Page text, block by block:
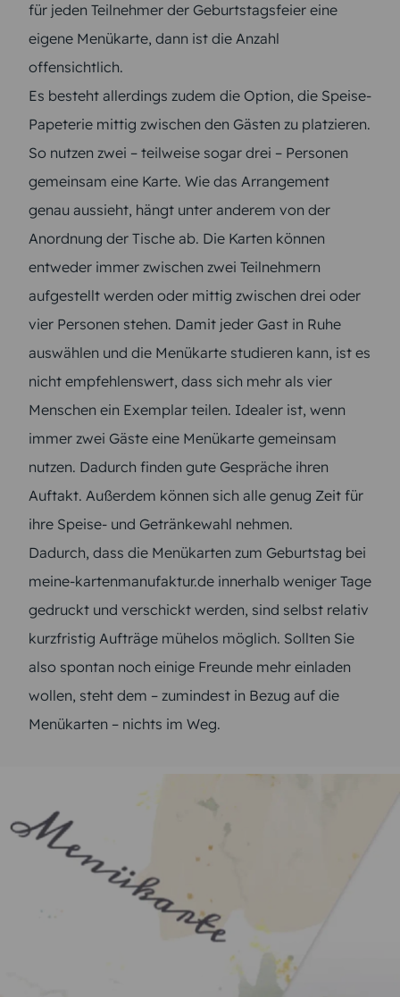
für jeden Teilnehmer der Geburtstagsfeier eine
eigene Menükarte, dann ist die Anzahl
offensichtlich.
Es besteht allerdings zudem die Option, die Speise-
Papeterie mittig zwischen den Gästen zu platzieren.
So nutzen zwei – teilweise sogar drei – Personen
gemeinsam eine Karte. Wie das Arrangement
genau aussieht, hängt unter anderem von der
Anordnung der Tische ab. Die Karten können
entweder immer zwischen zwei Teilnehmern
aufgestellt werden oder mittig zwischen drei oder
vier Personen stehen. Damit jeder Gast in Ruhe
auswählen und die Menükarte studieren kann, ist es
nicht empfehlenswert, dass sich mehr als vier
Menschen ein Exemplar teilen. Idealer ist, wenn
immer zwei Gäste eine Menükarte gemeinsam
nutzen. Dadurch finden gute Gespräche ihren
Auftakt. Außerdem können sich alle genug Zeit für
ihre Speise- und Getränkewahl nehmen.
Dadurch, dass die Menükarten zum Geburtstag bei
meine-kartenmanufaktur.de innerhalb weniger Tage
gedruckt und verschickt werden, sind selbst relativ
kurzfristig Aufträge mühelos möglich. Sollten Sie
also spontan noch einige Freunde mehr einladen
wollen, steht dem – zumindest in Bezug auf die
Menükarten – nichts im Weg.